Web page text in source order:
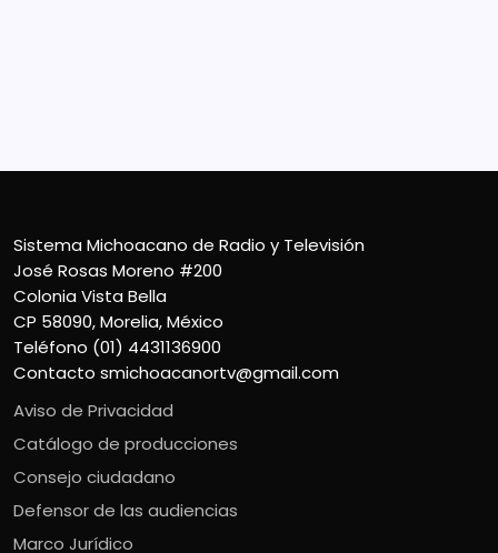
Sistema Michoacano de Radio y Televisión
José Rosas Moreno #200
Colonia Vista Bella
CP 58090, Morelia, México
Teléfono (01) 4431136900
Contacto smichoacanortv@gmail.com
Aviso de Privacidad
Catálogo de producciones
Consejo ciudadano
Defensor de las audiencias
Marco Jurídico